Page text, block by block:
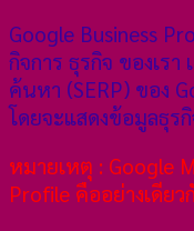
Google Business
กิจการ ธุรกิจ ของเร
ค้นหา (SERP) ของ
โดยจะแสดงข้อมูลธุร
หมายเหตุ : Google
Profile คืออย่างเดียว